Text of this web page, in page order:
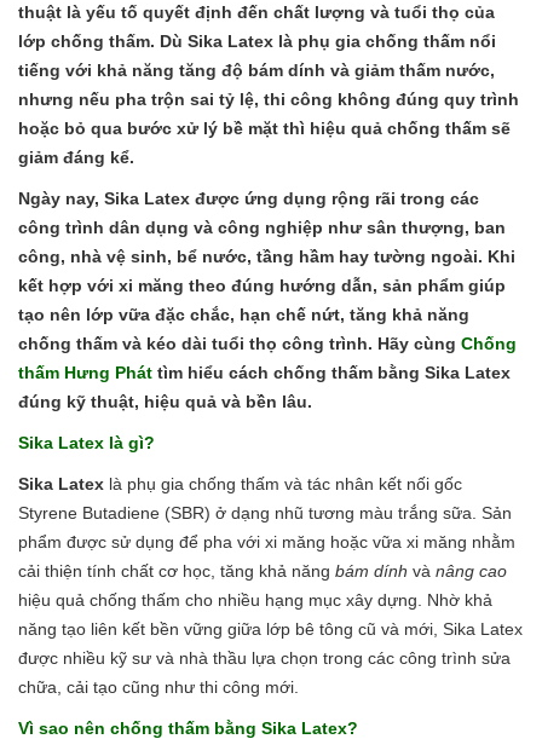
thuật là yếu tố quyết định đến chất lượng và tuổi thọ của
lớp chống thấm. Dù Sika Latex là phụ gia chống thấm nổi
tiếng với khả năng tăng độ bám dính và giảm thấm nước,
nhưng nếu pha trộn sai tỷ lệ, thi công không đúng quy trình
hoặc bỏ qua bước xử lý bề mặt thì hiệu quả chống thấm sẽ
giảm đáng kể.
Ngày nay, Sika Latex được ứng dụng rộng rãi trong các
công trình dân dụng và công nghiệp như sân thượng, ban
công, nhà vệ sinh, bể nước, tầng hầm hay tường ngoài. Khi
kết hợp với xi măng theo đúng hướng dẫn, sản phẩm giúp
tạo nên lớp vữa đặc chắc, hạn chế nứt, tăng khả năng
chống thấm và kéo dài tuổi thọ công trình. Hãy cùng Chống
thấm Hưng Phát tìm hiểu cách chống thấm bằng Sika Latex
đúng kỹ thuật, hiệu quả và bền lâu.
Sika Latex là gì?
Sika Latex là phụ gia chống thấm và tác nhân kết nối gốc
Styrene Butadiene (SBR) ở dạng nhũ tương màu trắng sữa. Sản
phẩm được sử dụng để pha với xi măng hoặc vữa xi măng nhằm
cải thiện tính chất cơ học, tăng khả năng bám dính và nâng cao
hiệu quả chống thấm cho nhiều hạng mục xây dựng. Nhờ khả
năng tạo liên kết bền vững giữa lớp bê tông cũ và mới, Sika Latex
được nhiều kỹ sư và nhà thầu lựa chọn trong các công trình sửa
chữa, cải tạo cũng như thi công mới.
Vì sao nên chống thấm bằng Sika Latex?